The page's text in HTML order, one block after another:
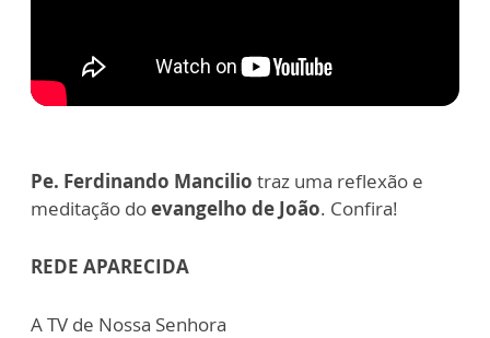
Pe. Ferdinando Mancilio traz uma reflexão e
meditação doevangelho de João. Confira!
REDE APARECIDA
A TV de Nossa Senhora